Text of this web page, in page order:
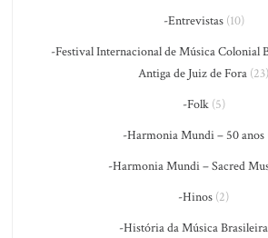
-Entrevistas(10)
-Festival Internacional de Música Colonial
Antiga de Juiz de Fora (23)
-Folk(5)
-Harmonia Mundi – 50 anos
-Harmonia Mundi – Sacred
-Hinos (2)
-História da Música Brasileira